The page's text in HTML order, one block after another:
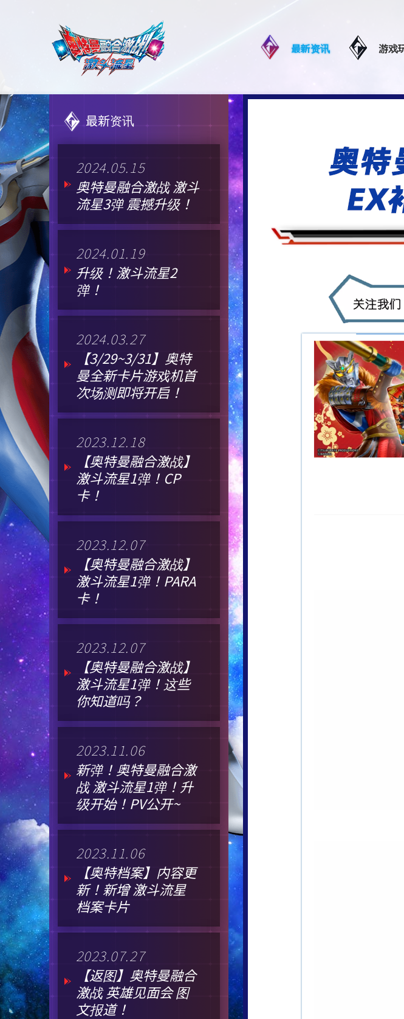
最新资讯 游戏
最新资讯
2024.05.15
奥特曼融合激战 激斗
流星3弹 震撼升级！
2024.01.19
升级！激斗流星2
弹！
2024.03.27
【3/29~3/31】奥特
曼全新卡片游戏机首
次场测即将开启！
2023.12.18
【奥特曼融合激战】
激斗流星1弹！CP
卡！
2023.12.07
【奥特曼融合激战】
激斗流星1弹！PARA
卡！
2023.12.07
【奥特曼融合激战】
激斗流星1弹！这些
你知道吗？
2023.11.06
新弹！奥特曼融合激
战 激斗流星1弹！升
级开始！PV公开~
2023.11.06
【奥特档案】内容更
新！新增 激斗流星
档案卡片
2023.07.27
【返图】奥特曼融合
激战 英雄见面会 图
文报道！